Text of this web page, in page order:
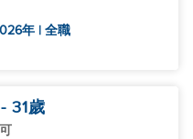
年 | 全職
- 31歲